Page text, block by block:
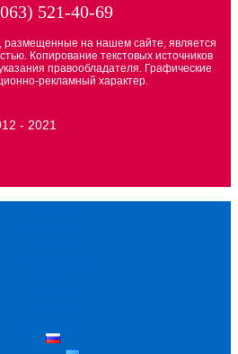
521-40-69
на нашем сайте, является
Копирование текстовых источников
правообладателя. Графические
рекламный характер.
- 2021